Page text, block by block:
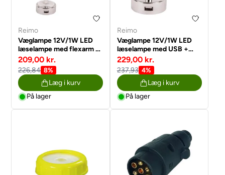
Reimo
Væglampe 12V/1W LED
læselampe med flexarm +
USB + vippekontakt
afbryder
209,00 kr.
226,84 8%
Læg i kurv
På lager
Reimo
Væglampe 12V/1W LED
læselampe med USB +
vippekontakt afbryder
229,00 kr.
237,93 4%
Læg i kurv
På lager